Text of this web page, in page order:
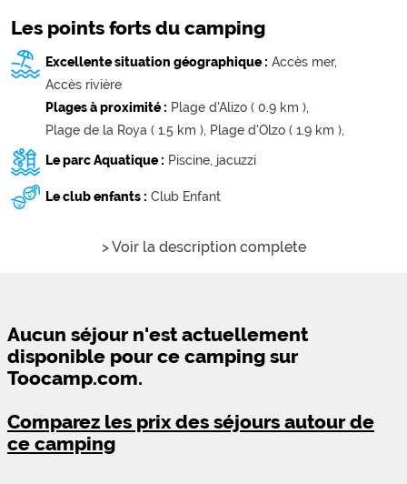
Les points forts du camping
Excellente situation géographique : Accès mer,
Accès rivière
Plages à proximité : Plage d'Alizo ( 0.9 km ),
Plage de la Roya ( 1.5 km ), Plage d'Olzo ( 1.9 km ),
Le parc Aquatique : Piscine, jacuzzi
Le club enfants : Club Enfant
> Voir la description complete
Aucun séjour n'est actuellement
disponible pour ce camping sur
Toocamp.com.
Comparez les prix des séjours autour de
ce camping